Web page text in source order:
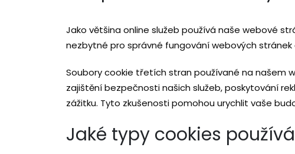
Jako většina online služeb používá naše webové
nezbytné pro správné fungování webových
Soubory cookie třetích stran používané na našem
zajištění bezpečnosti našich služeb, poskytování
zážitku. Tyto zkušenosti pomohou urychlit vaše
Jaké typy cookies